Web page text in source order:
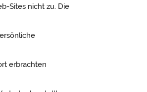
Sites nicht zu. Die
erbrachten